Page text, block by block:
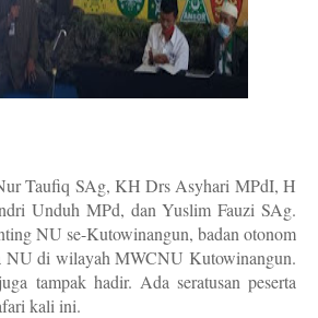
Taufiq SAg, KH Drs Asyhari MPdI, H
Unduh MPd, dan Yuslim Fauzi SAg.
NU se-Kutowinangun, badan otonom
NU di wilayah MWCNU Kutowinangun.
tampak hadir. Ada seratusan peserta
kali ini.